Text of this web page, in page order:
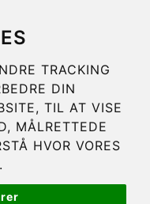
TRACKING
DIN
TIL AT VISE
MÅLRETTEDE
HVOR VORES